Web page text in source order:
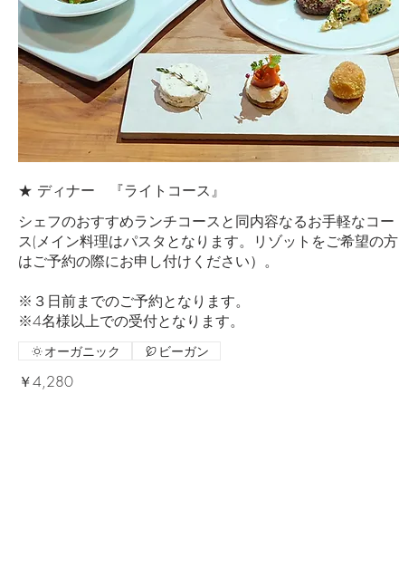
★ ディナー 『ライトコース』
シェフのおすすめランチコースと同内容なるお手軽なコー
ス(メイン料理はパスタとなります。リゾットをご希望の方
はご予約の際にお申し付けください）。
※３日前までのご予約となります。
※4名様以上での受付となります。
￥4,280
オーガニック ビーガン